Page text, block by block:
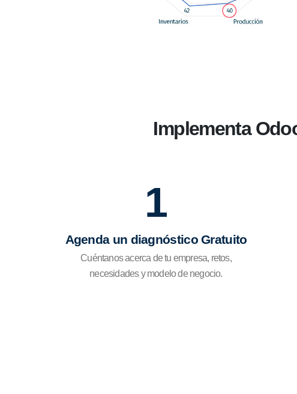
Implementa
1
Agenda un diagnóstico Gratuito
Cuéntanos acerca de tu empresa, retos,
necesidades y modelo de negocio.